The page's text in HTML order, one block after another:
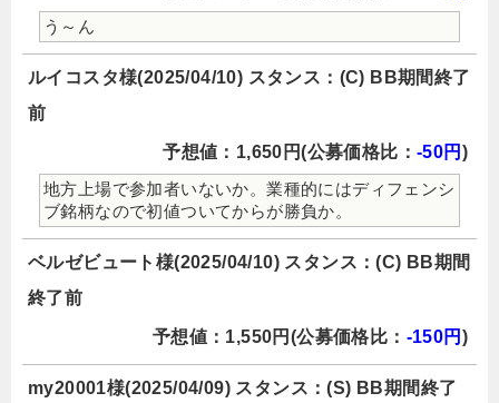
う～ん
ルイコスタ様(2025/04/10) スタンス：(C) BB期間終了
前
予想値：1,650円(公募価格比： -50円 )
地方上場で参加者いないか。業種的にはディフェンシ
ブ銘柄なので初値ついてからが勝負か。
ベルゼビュート様(2025/04/10) スタンス：(C) BB期間
終了前
予想値：1,550円(公募価格比： -150円 )
my20001様(2025/04/09) スタンス：(S) BB期間終了